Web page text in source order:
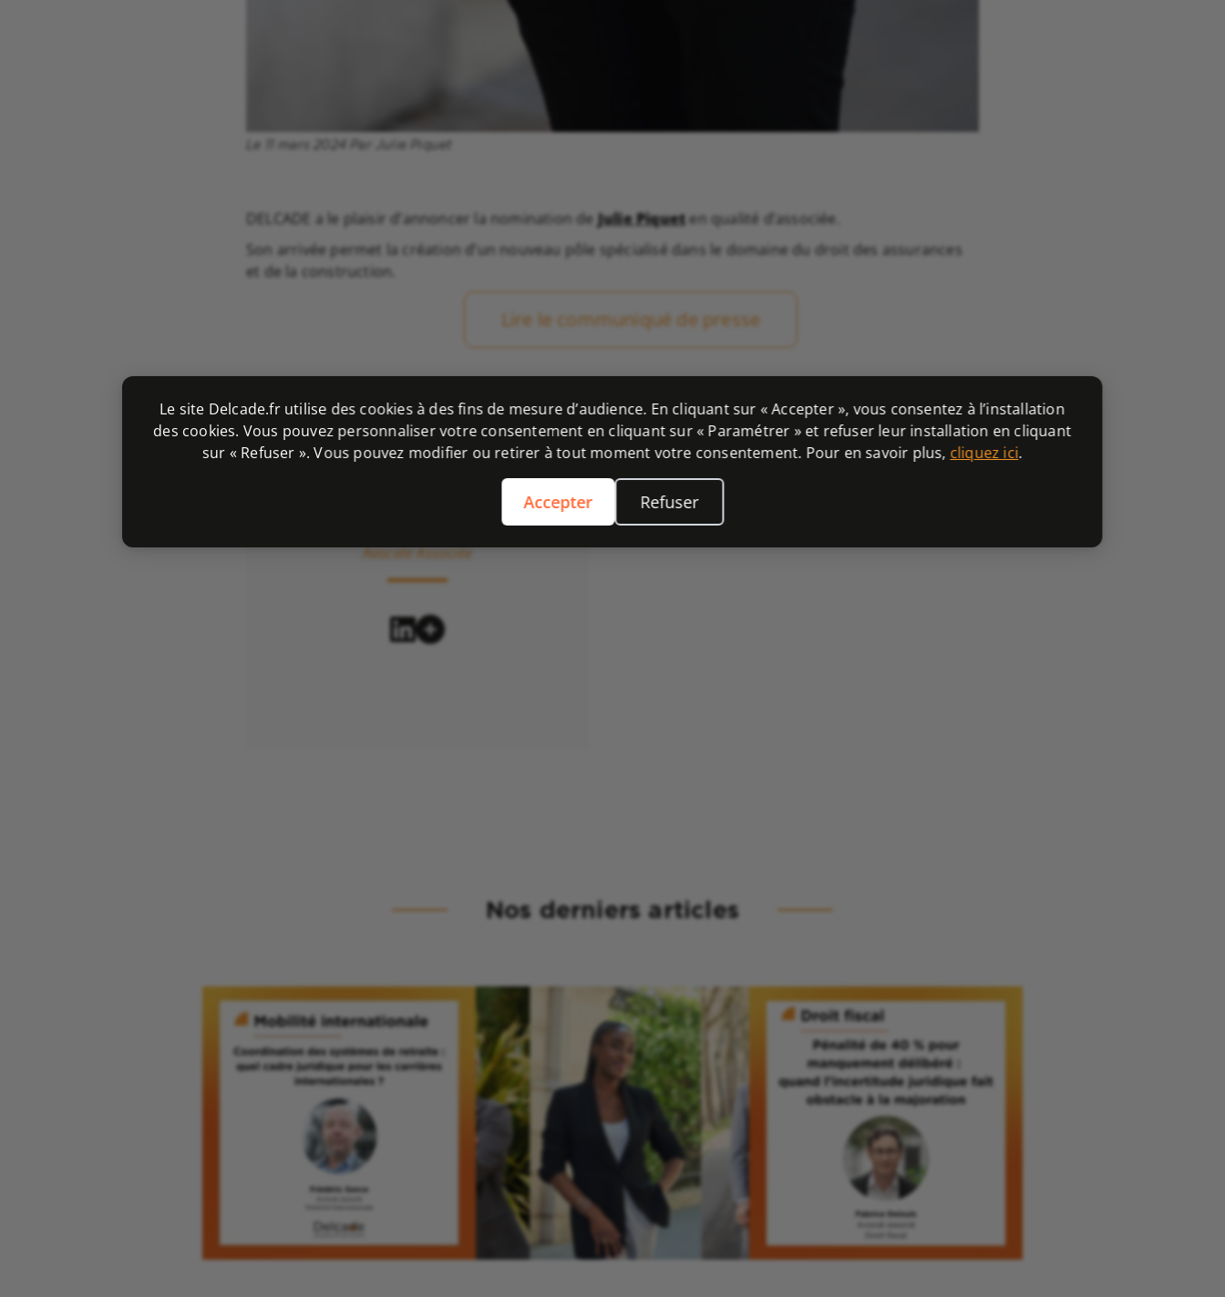
Le site Delcade.fr utilise des cookies à des fins de mesure d’audience. En cliquant sur « Accepter », vous consentez à l’installation
des cookies. Vous pouvez personnaliser votre consentement en cliquant sur « Paramétrer » et refuser leur installation en cliquant
sur « Refuser ». Vous pouvez modifier ou retirer à tout moment votre consentement. Pour en savoir plus, cliquez ici.
Accepter Refuser
Le 11 mars 2024 Par Julie Piquet
DELCADE a le plaisir d’annoncer la nomination de Julie Piqueten qualité d’associée.
Son arrivée permet la création d’un nouveau pôle spécialisé dans le domaine du droit des assurances
et de la construction.
Lire le communiqué de presse
Avocate Associée
Nos derniers articles